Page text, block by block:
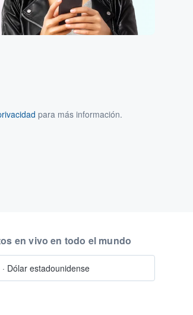
para más información.
en vivo en todo el mundo
· Dólar estadounidense